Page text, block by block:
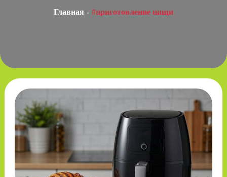
Главная #приготовление пищи